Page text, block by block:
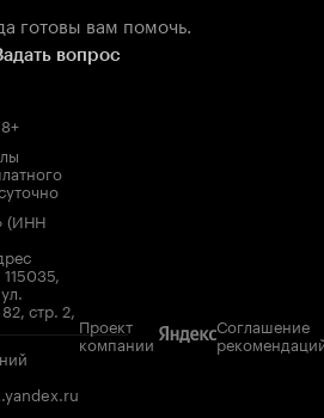
готовы вам помочь.
вопрос
(ИНН
стр. 2,
Проект
компании
Соглашение